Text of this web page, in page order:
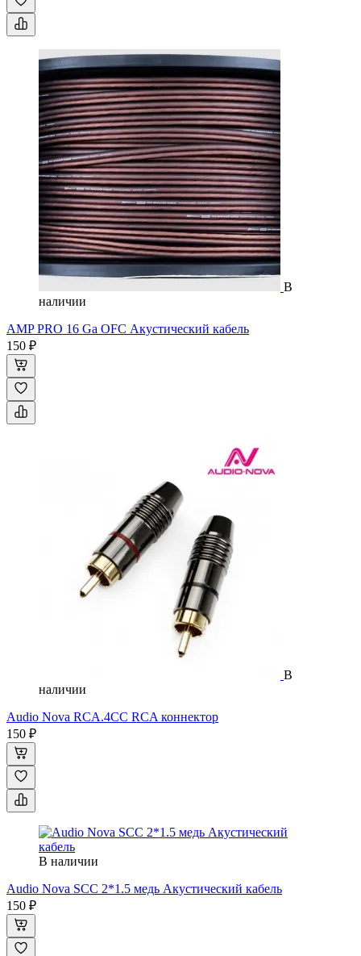
В
наличии
AMP PRO 16 Ga OFC Акустический кабель
150 ₽
В
наличии
Audio Nova RCA.4CC RCA коннектор
150 ₽
В наличии
Audio Nova SCC 2*1.5 медь Акустический кабель
150 ₽